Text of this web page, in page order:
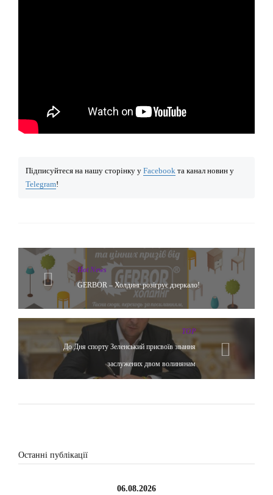
Підписуйтеся на нашу сторінку у Facebook та канал новин у
Telegram!
Hot News
GERBOR – Холдинг розігрує дзеркало!
TOP
До Дня спорту Зеленський присвоїв звання
заслужених двом волинянам
Останні публікації
06.08.2026